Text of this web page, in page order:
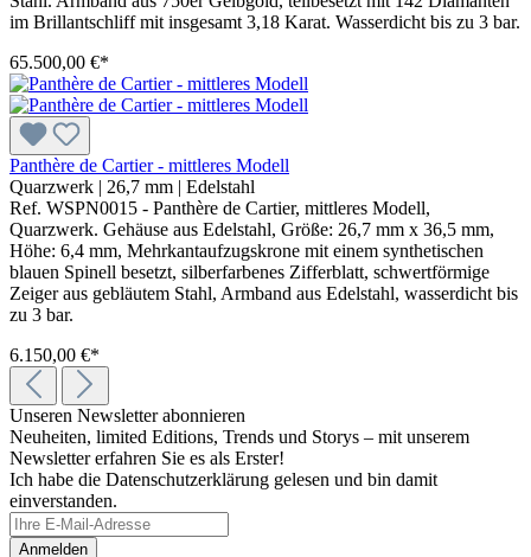
im Brillantschliff mit insgesamt 3,18 Karat. Wasserdicht bis zu 3 bar.
65.500,00 €*
Panthère de Cartier - mittleres Modell
Quarzwerk | 26,7 mm | Edelstahl
Ref. WSPN0015 - Panthère de Cartier, mittleres Modell,
Quarzwerk. Gehäuse aus Edelstahl, Größe: 26,7 mm x 36,5 mm,
Höhe: 6,4 mm, Mehrkantaufzugskrone mit einem synthetischen
blauen Spinell besetzt, silberfarbenes Zifferblatt, schwertförmige
Zeiger aus gebläutem Stahl, Armband aus Edelstahl, wasserdicht bis
zu 3 bar.
6.150,00 €*
Unseren Newsletter abonnieren
Neuheiten, limited Editions, Trends und Storys – mit unserem
Newsletter erfahren Sie es als Erster!
Ich habe die Datenschutzerklärung gelesen und bin damit
einverstanden.
Anmelden